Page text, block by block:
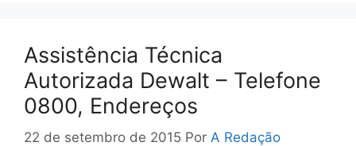
Assistência Técnica
Autorizada Dewalt – Telefone
0800, Endereços
22 de setembro de 2015 Por A Redação